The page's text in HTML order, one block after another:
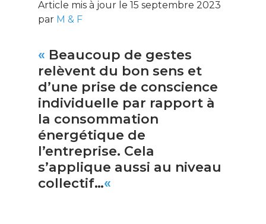
Article mis à jour le 15 septembre 2023
par M & F
« Beaucoup de gestes
relèvent du bon sens et
d’une prise de conscience
individuelle par rapport à
la consommation
énergétique de
l’entreprise. Cela
s’applique aussi au niveau
collectif…«